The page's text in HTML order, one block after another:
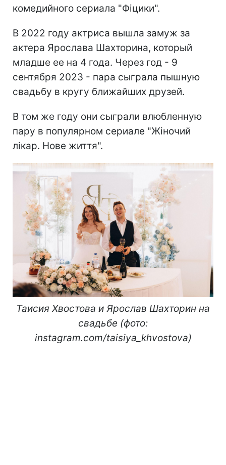
комедийного сериала "Фіцики".
В 2022 году актриса вышла замуж за
актера Ярослава Шахторина, который
младше ее на 4 года. Через год - 9
сентября 2023 - пара сыграла пышную
свадьбу в кругу ближайших друзей.
В том же году они сыграли влюбленную
пару в популярном сериале "Жіночий
лікар. Нове життя".
Таисия Хвостова и Ярослав Шахторин на
свадьбе (фото:
instagram.com/taisiya_khvostova)